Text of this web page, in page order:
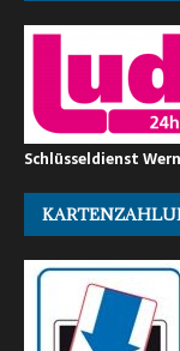
Schlüsseldienst